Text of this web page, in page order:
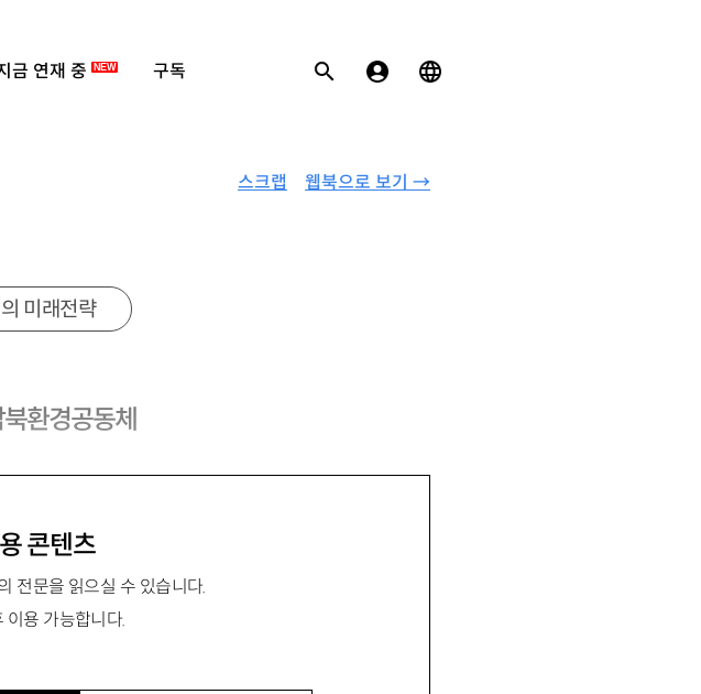
금 연재 중 NEW 구독
웹북으로 보기 →
스크랩
콘텐츠
전문을 읽으실 수 있습니다.
이용 가능합니다.
미래전략
환경공동체
원교수. 저서로 『북한 환경개선 지원방안』 『남북
등이 있음. songw@kinu.or.kr